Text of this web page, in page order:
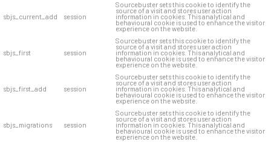
sbjs_current_add session
Sourcebuster sets this cookie to identify the
source of a visit and stores user action
information in cookies. This analytical and
behavioural cookie is used to enhance the visitor
experience on the website.
sbjs_first session
Sourcebuster sets this cookie to identify the
source of a visit and stores user action
information in cookies. This analytical and
behavioural cookie is used to enhance the visitor
experience on the website.
sbjs_first_add session
Sourcebuster sets this cookie to identify the
source of a visit and stores user action
information in cookies. This analytical and
behavioural cookie is used to enhance the visitor
experience on the website.
sbjs_migrations session
Sourcebuster sets this cookie to identify the
source of a visit and stores user action
information in cookies. This analytical and
behavioural cookie is used to enhance the visitor
experience on the website.